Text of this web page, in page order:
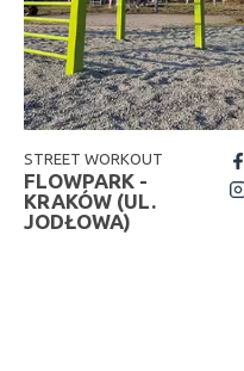
STREET WORKOUT
FLOWPARK -
KRAKÓW (UL.
JODŁOWA)
fb
insta